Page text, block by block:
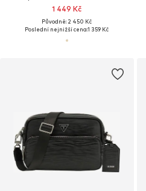
1 449 Kč
Původně: 2 450 Kč
Poslední nejnižší cena:1 359 Kč